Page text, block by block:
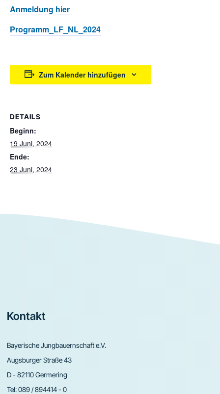
Anmeldung hier
Programm_LF_NL_2024
Zum Kalender hinzufügen
DETAILS
Beginn:
19 Juni, 2024
Ende:
23 Juni, 2024
Footer
Kontakt
Bayerische Jungbauernschaft e.V.
Augsburger Straße 43
D - 82110 Germering
Tel:089 / 894414 - 0